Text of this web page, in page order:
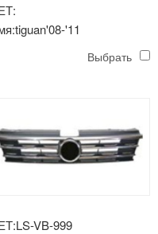
'11
Выбрать
VB-999